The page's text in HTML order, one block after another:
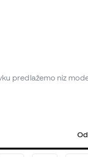
predlažemo niz